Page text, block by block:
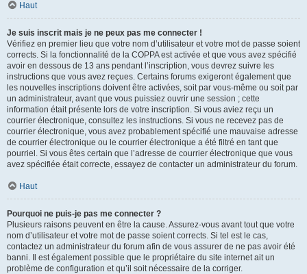
Haut
Je suis inscrit mais je ne peux pas me connecter !
Vérifiez en premier lieu que votre nom d’utilisateur et votre mot de passe soient
corrects. Si la fonctionnalité de la COPPA est activée et que vous avez spécifié
avoir en dessous de 13 ans pendant l’inscription, vous devrez suivre les
instructions que vous avez reçues. Certains forums exigeront également que
les nouvelles inscriptions doivent être activées, soit par vous-même ou soit par
un administrateur, avant que vous puissiez ouvrir une session ; cette
information était présente lors de votre inscription. Si vous aviez reçu un
courrier électronique, consultez les instructions. Si vous ne recevez pas de
courrier électronique, vous avez probablement spécifié une mauvaise adresse
de courrier électronique ou le courrier électronique a été filtré en tant que
pourriel. Si vous êtes certain que l’adresse de courrier électronique que vous
avez spécifiée était correcte, essayez de contacter un administrateur du forum.
Haut
Pourquoi ne puis-je pas me connecter ?
Plusieurs raisons peuvent en être la cause. Assurez-vous avant tout que votre
nom d’utilisateur et votre mot de passe soient corrects. Si tel est le cas,
contactez un administrateur du forum afin de vous assurer de ne pas avoir été
banni. Il est également possible que le propriétaire du site internet ait un
problème de configuration et qu’il soit nécessaire de la corriger.